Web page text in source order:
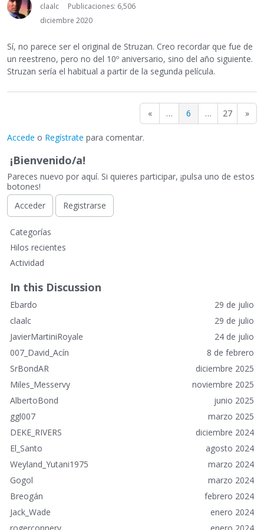
claalc
Publicaciones: 6,506
diciembre 2020
Sí, no parece ser el original de Struzan. Creo recordar que fue de
un reestreno, pero no del 10º aniversario, sino del año siguiente.
Struzan sería el habitual a partir de la segunda película.
« … 6 … 27 »
Accede o Regístrate para comentar.
¡Bienvenido/a!
Pareces nuevo por aquí. Si quieres participar, ¡pulsa uno de estos
botones!
Acceder
Registrarse
E
n
a
c
e
s
r
á
p
d
o
s
Categorías
Hilos recientes
Actividad
In this Discussion
29 de julio
Ebardo
29 de julio
claalc
24 de julio
JavierMartiniRoyale
8 de febrero
007_David_Acín
diciembre 2025
SrBondAR
noviembre 2025
Miles_Messervy
junio 2025
AlbertoBond
marzo 2025
ggl007
diciembre 2024
DEKE_RIVERS
agosto 2024
El_Santo
marzo 2024
Weyland_Yutani1975
marzo 2024
Gogol
febrero 2024
Breogán
enero 2024
Jack_Wade
enero 2024
rogerconnery